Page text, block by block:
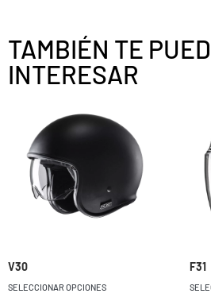
TAMBIÉN TE
INTERESAR
V30
SELECCIONAR OPCIONES
F31